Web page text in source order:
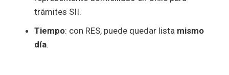
trámites SII.
Tiempo: con RES, puede quedar lista mismo
día.